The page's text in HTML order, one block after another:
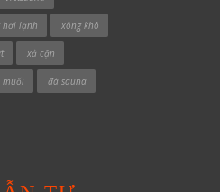
hơi lạnh xông khô
xả cặn
muối đá sauna